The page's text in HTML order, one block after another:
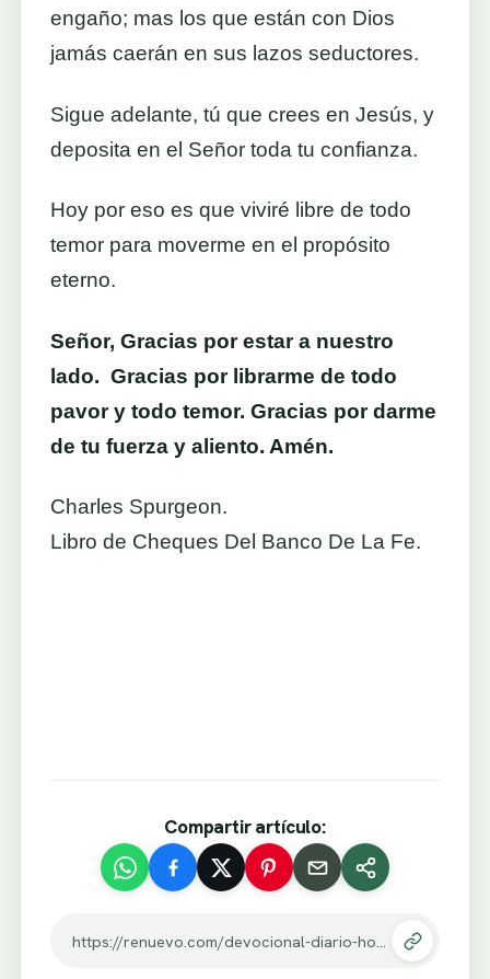
engaño; mas los que están con Dios
jamás caerán en sus lazos seductores.
Sigue adelante, tú que crees en Jesús, y
deposita en el Señor toda tu confianza.
Hoy por eso es que viviré libre de todo
temor para moverme en el propósito
eterno.
Señor, Gracias por estar a nuestro
lado. Gracias por librarme de todo
pavor y todo temor. Gracias por darme
de tu fuerza y aliento. Amén.
Charles Spurgeon.
Libro de Cheques Del Banco De La Fe.
Compartir artículo: